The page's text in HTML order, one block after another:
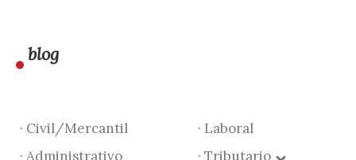
blog
· Civil/Mercantil
· Laboral
· Administrativo
· Tributario